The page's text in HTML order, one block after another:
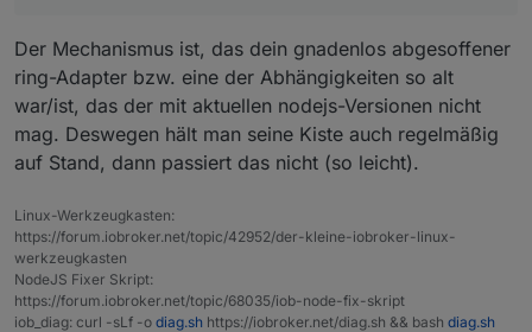
hier der Mechanismus?
Der Mechanismus ist, das dein gnadenlos abgesoffener
ring-Adapter bzw. eine der Abhängigkeiten so alt
war/ist, das der mit aktuellen nodejs-Versionen nicht
mag. Deswegen hält man seine Kiste auch regelmäßig
auf Stand, dann passiert das nicht (so leicht).
Linux-Werkzeugkasten:
https://forum.iobroker.net/topic/42952/der-kleine-iobroker-linux-
werkzeugkasten
NodeJS Fixer Skript:
https://forum.iobroker.net/topic/68035/iob-node-fix-skript
iob_diag: curl -sLf -o diag.sh https://iobroker.net/diag.sh && bash diag.sh